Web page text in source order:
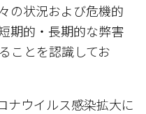
の状況および危機的
期的・長期的な弊害
ことを認識してお
ナウイルス感染拡大に